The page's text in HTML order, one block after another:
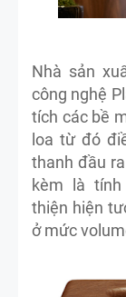
Nhà sản
công nghệ
tích các bề
loa từ đó
thanh đầu
kèm là tính
thiện hiện
ở mức